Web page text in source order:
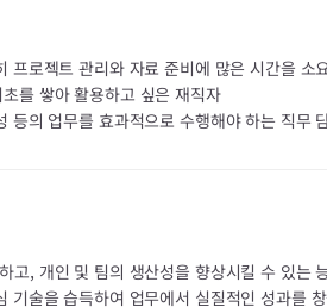
프로젝트 관리와 자료 준비에 많은 시간을 소
를 쌓아 활용하고 싶은 재직자
의 업무를 효과적으로 수행해야 하는 직무
고, 개인 및 팀의 생산성을 향상시킬 수 있는
술을 습득하여 업무에서 실질적인 성과를